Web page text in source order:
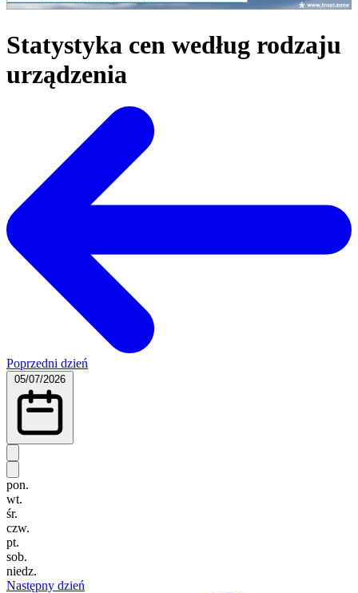
Statystyka cen według rodzaju
urządzenia
Poprzedni dzień
05/07/2026
pon.
wt.
śr.
czw.
pt.
sob.
niedz.
Następny dzień